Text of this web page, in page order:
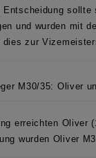
und wurden mit
dies zur
M30/35: Oliver
erreichten Oliver
wurden Oliver